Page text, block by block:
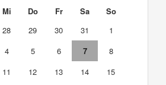
Mi Do Fr Sa
So
28 29 30 31
1
4 5 6 7
8
11 12 13 14
15